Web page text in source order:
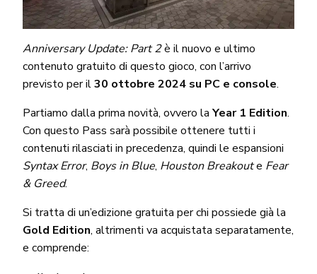
Anniversary Update: Part 2è il nuovo e ultimo
contenuto gratuito di questo gioco, con l’arrivo
previsto per il30 ottobre 2024 su PC e console.
Partiamo dalla prima novità, ovvero laYear 1 Edition.
Con questo Pass sarà possibile ottenere tutti i
contenuti rilasciati in precedenza, quindi le espansioni
Syntax Error, Boys in Blue, Houston Breakoute Fear
& Greed.
Si tratta di un’edizione gratuita per chi possiede già la
Gold Edition, altrimenti va acquistata separatamente,
e comprende: